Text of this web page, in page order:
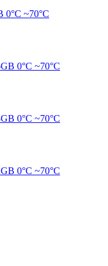
0°C ~70°C
0°C ~70°C
0°C ~70°C
0°C ~70°C